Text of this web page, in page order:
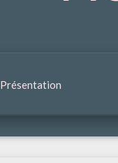
Présentation